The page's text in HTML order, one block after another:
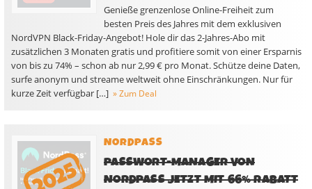
Genieße grenzenlose Online-Freiheit zum
besten Preis des Jahres mit dem exklusiven
NordVPN Black-Friday-Angebot! Hole dir das 2-Jahres-Abo mit
zusätzlichen 3 Monaten gratis und profitiere somit von einer Ersparnis
von bis zu 74% – schon ab nur 2,99 € pro Monat. Schütze deine Daten,
surfe anonym und streame weltweit ohne Einschränkungen. Nur für
kurze Zeit verfügbar […] » Zum Deal
NORDPASS
PASSWORT-MANAGER VON
NORDPASS JETZT MIT 66% RABATT